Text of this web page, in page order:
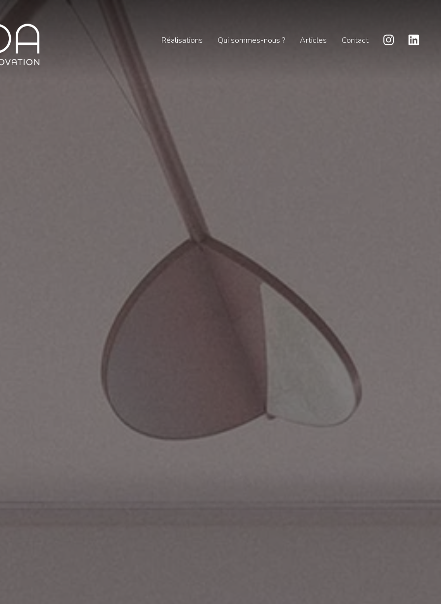
Réalisations Qui sommes-nous ? Articles Contact